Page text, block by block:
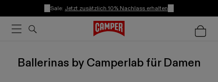
Sale: Jetzt zusätzlich 10% Nachlass erhalten
Ballerinas by Camperlab für Damen